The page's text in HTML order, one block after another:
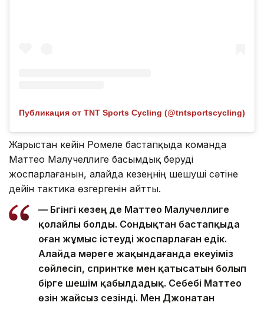
Публикация от TNT Sports Cycling (@tntsportscycling)
Жарыстан кейін Ромеле бастапқыда команда
Маттео Малучеллиге басымдық беруді
жоспарлағанын, алайда кезеңнің шешуші сәтіне
дейін тактика өзгергенін айтты.
— Бүгінгі кезең де Маттео Малучеллиге
қолайлы болды. Сондықтан бастапқыда
оған жұмыс істеуді жоспарлаған едік.
Алайда мәреге жақындағанда екеуіміз
сөйлесіп, спринтке мен қатысатын болып
бірге шешім қабылдадық. Себебі Маттео
өзін жайсыз сезінді. Мен Джонатан